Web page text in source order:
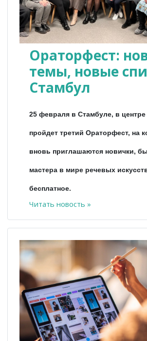
Ораторфест:
темы, новые
Стамбул
25 февраля в Стамбуле, в центре
пройдет третий Ораторфест, на
вновь приглашаются новички,
мастера в мире речевых
бесплатное.
Читать новость »